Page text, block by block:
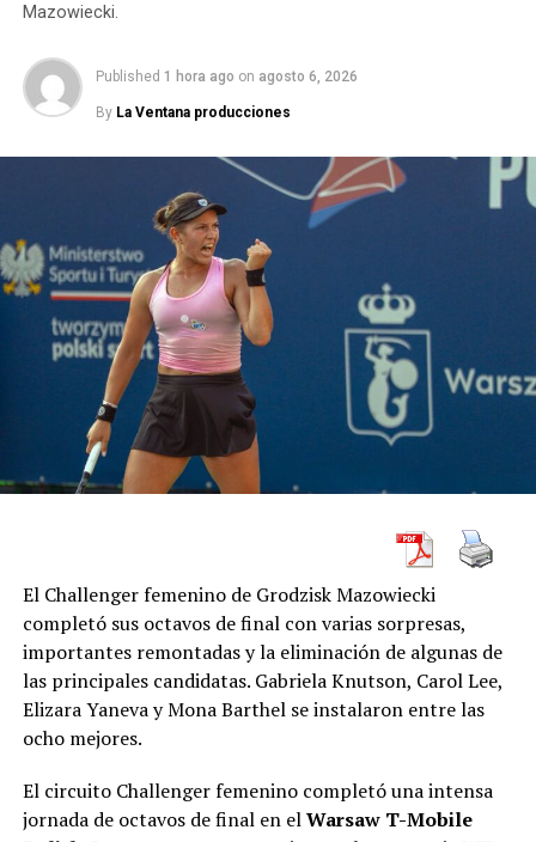
Valur – Stjarnan
Keflavík – KA Akureyri
FH Hafnarfjörður – KR Reykjavík
Keflavík 3-0 KA Akureyri
Goles
1-0, 27 minutos:Sindri Snær Magnússon.
2-0, 32 minutos:Dagur Ingi Valsson.
3-0, 36 minutos:
Stefan Alexander Ljubicic.
Expulsado
Keflavík resolvió el encuentro con una ráfaga
demoledora de nueve minutos durante el primer tiempo.
KA había comenzado mejor y logró aproximarse al área
local, pero no convirtió sus oportunidades y terminó
pagando muy caro sus errores defensivos.
La apertura llegó a los 27 minutos. Un remate de Alpha
Conteh se desvió en un defensor y la pelota quedó en
poder de Sindri Snær Magnússon, quien definió con
Mazowiecki.
Published 1 hora ago on agosto 6, 2026
By La Ventana producciones
El Challenger femenino de Grodzisk Mazowiecki
completó sus octavos de final con varias sorpresas,
importantes remontadas y la eliminación de algunas de
las principales candidatas. Gabriela Knutson, Carol Lee,
Elizara Yaneva y Mona Barthel se instalaron entre las
ocho mejores.
El circuito Challenger femenino completó una intensa
jornada de octavos de final en elWarsaw T-Mobile